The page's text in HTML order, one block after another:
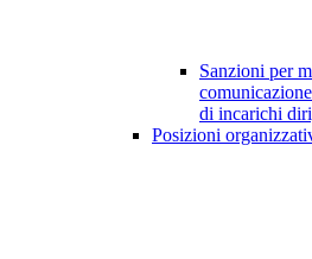
Sanzioni per
di incarichi
Posizioni